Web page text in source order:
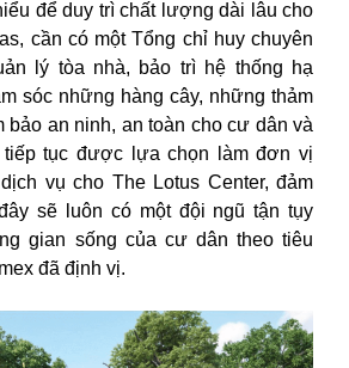
để duy trì chất lượng dài lâu cho
cần có một Tổng chỉ huy chuyên
lý tòa nhà, bảo trì hệ thống hạ
sóc những hàng cây, những thảm
bảo an ninh, an toàn cho cư dân và
tiếp tục được lựa chọn làm đơn vị
vụ cho The Lotus Center, đảm
sẽ luôn có một đội ngũ tận tụy
gian sống của cư dân theo tiêu
đã định vị.